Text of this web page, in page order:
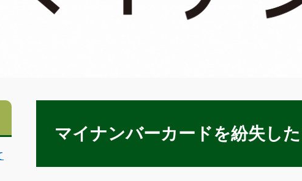
マイナンバーカードを紛失し